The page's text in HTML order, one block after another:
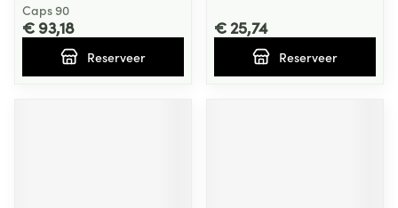
Caps 90
€ 93,18
Reserveer
€ 25,74
Reserveer